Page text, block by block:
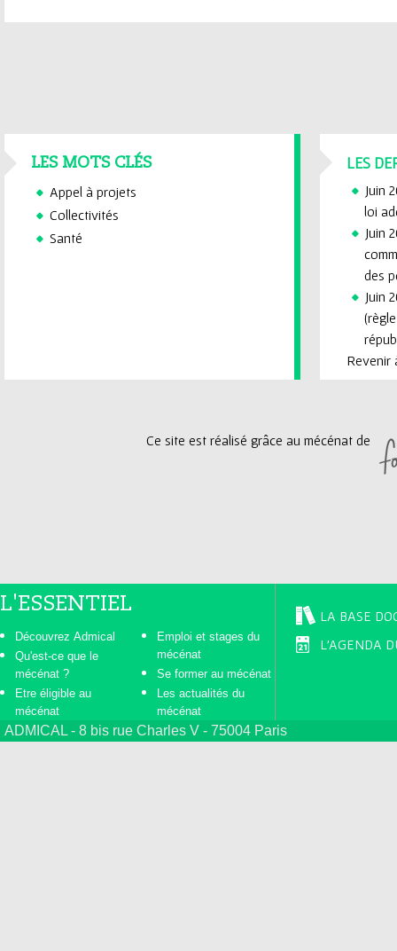
LES MOTS CLÉS
Appel à projets
Collectivités
Santé
LES
Juin
loi
Juin
des
Juin
Revenir
Ce site est réalisé grâce au mécénat de
L'ESSENTIEL
Découvrez Admical
Qu'est-ce que le
mécénat ?
Etre éligible au
mécénat
Emploi et stages du
mécénat
Se former au mécénat
Les actualités du
mécénat
LA BASE
L'AGENDA
ADMICAL - 8 bis rue Charles V - 75004 Paris